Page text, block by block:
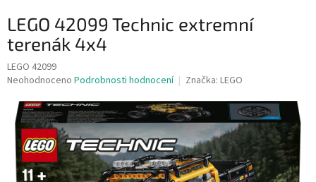
LEGO 42099 Technic extremní
terenák 4x4
LEGO 42099
Průměrné
produktu
0,0
hvězdiček.
Neohodnoceno Podrobnosti hodnocení Značka: LEGO